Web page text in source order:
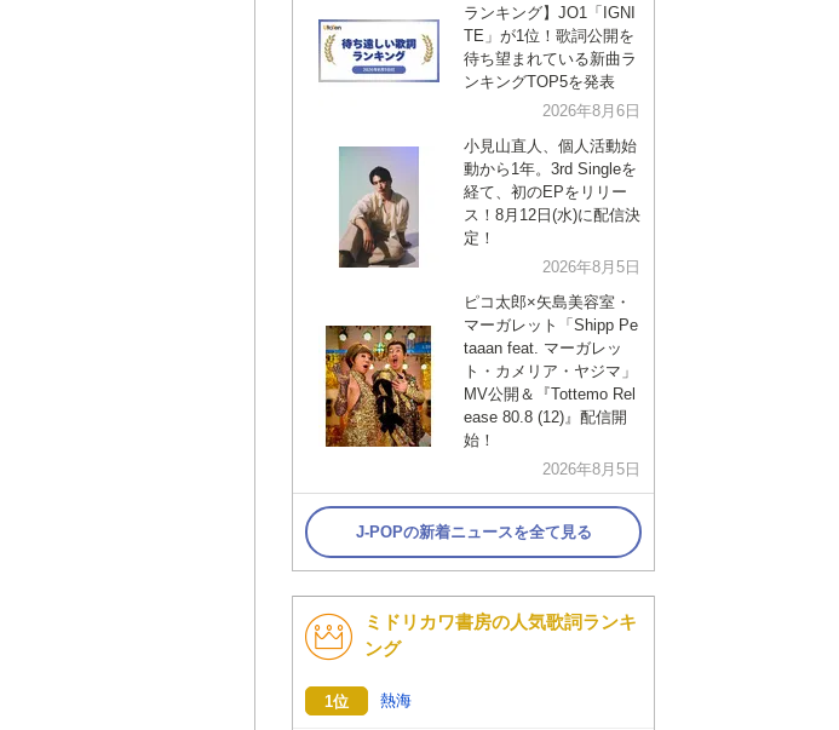
ディズニー
ランキング】JO1「IGNI
TE」が1位！歌詞公開を
待ち望まれている新曲ラ
ンキングTOP5を発表
2026年8月6日
小見山直人、個人活動始
動から1年。3rd Singleを
経て、初のEPをリリー
ス！8月12日(水)に配信決
定！
2026年8月5日
ピコ太郎×矢島美容室・
マーガレット「Shipp Pe
taaan feat. マーガレッ
ト・カメリア・ヤジマ」
MV公開＆『Tottemo Rel
ease 80.8 (12)』配信開
始！
2026年8月5日
J-POPの新着ニュースを全て見る
ミドリカワ書房の人気歌詞ランキ
ング
1位 熱海